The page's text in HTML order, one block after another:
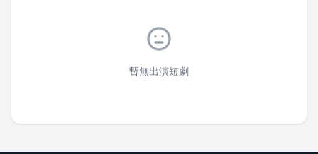
暫無出演短劇